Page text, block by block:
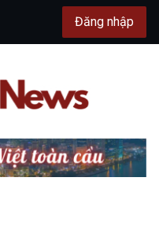
Đăng nhập